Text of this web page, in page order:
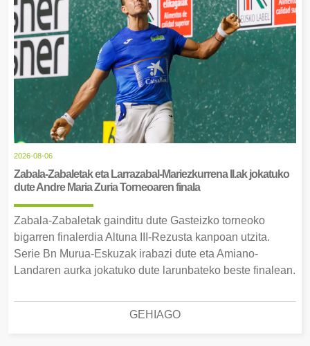
2026-08-06
Zabala-Zabaletak eta Larrazabal-Mariezkurrena II.ak jokatuko
dute Andre Maria Zuria Torneoaren finala
Zabala-Zabaletak gainditu dute Gasteizko torneoko
bigarren finalerdia Altuna III-Rezusta kanpoan utzita.
Serie Bn Murua-Eskuzak irabazi dute eta Amiano-
Landaren aurka jokatuko dute larunbateko beste finalean.
GEHIAGO